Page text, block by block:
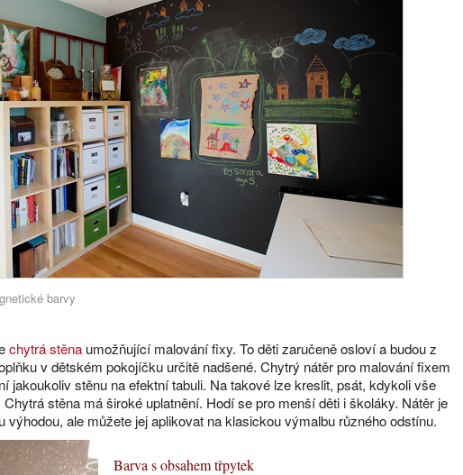
barvy
chytrá stěna umožňující malování fixy. To děti zaručeně osloví a budou z
v dětském pokojíčku určitě nadšené. Chytrý nátěr pro malování fixem
jakoukoliv stěnu na efektní tabuli. Na takové lze kreslit, psát, kdykoli vše
stěna má široké uplatnění. Hodí se pro menší děti i školáky. Nátěr je
výhodou, ale můžete jej aplikovat na klasickou výmalbu různého odstínu.
Barva s obsahem třpytek